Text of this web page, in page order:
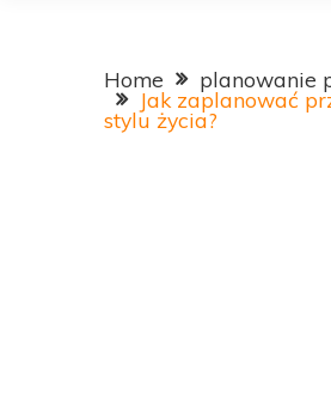
Home planowanie
Jak zaplanować
stylu życia?